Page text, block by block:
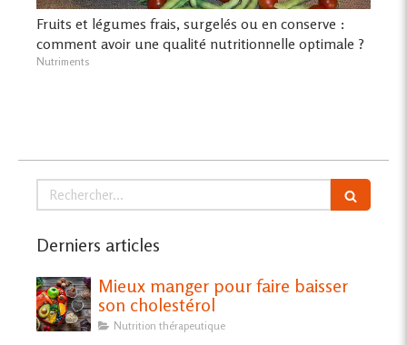
Fruits et légumes frais, surgelés ou en conserve :
comment avoir une qualité nutritionnelle optimale ?
Nutriments
Rechercher
Derniers articles
Mieux manger pour faire baisser
son cholestérol
Nutrition thérapeutique